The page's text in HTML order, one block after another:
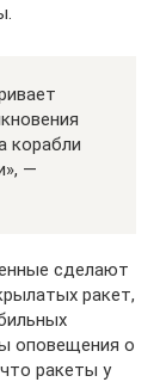
корабли
—
сделают
ракет,
оповещения о
ракеты у